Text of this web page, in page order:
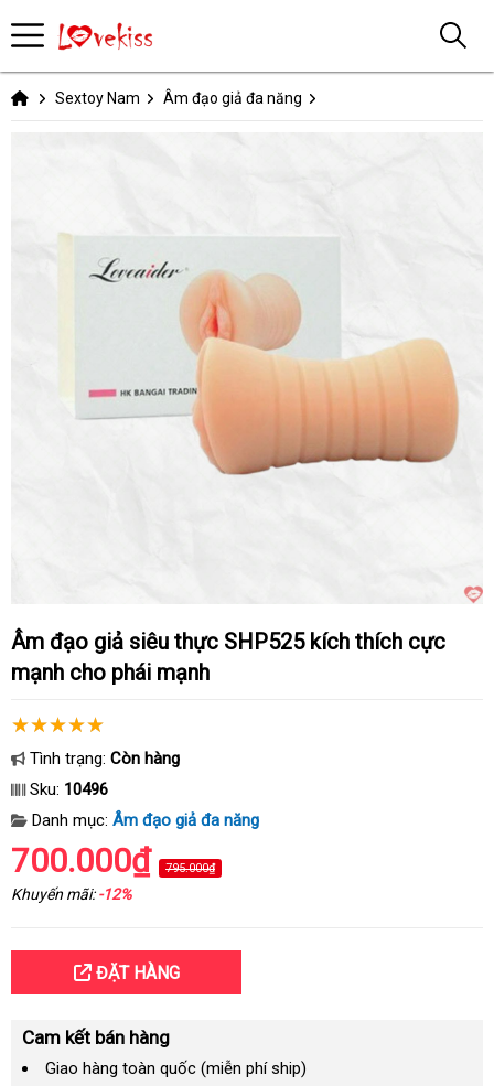
Sextoy Nam Âm đạo giả đa năng
Âm đạo giả siêu thực SHP525 kích thích cực
mạnh cho phái mạnh
Tình trạng: Còn hàng
Sku: 10496
Danh mục: Âm đạo giả đa năng
700.000₫ 795.000₫
Khuyến mãi:-12%
ĐẶT HÀNG
Cam kết bán hàng
Giao hàng toàn quốc (miễn phí ship)